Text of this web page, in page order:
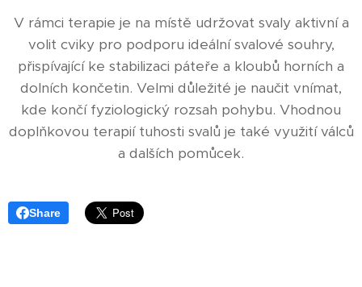
V rámci terapie je na místě udržovat svaly aktivní a
volit cviky pro podporu ideální svalové souhry,
přispívající ke stabilizaci páteře a kloubů horních a
dolních končetin. Velmi důležité je naučit vnímat,
kde končí fyziologický rozsah pohybu. Vhodnou
doplňkovou terapií tuhosti svalů je také využití válců
a dalších pomůcek.
Share